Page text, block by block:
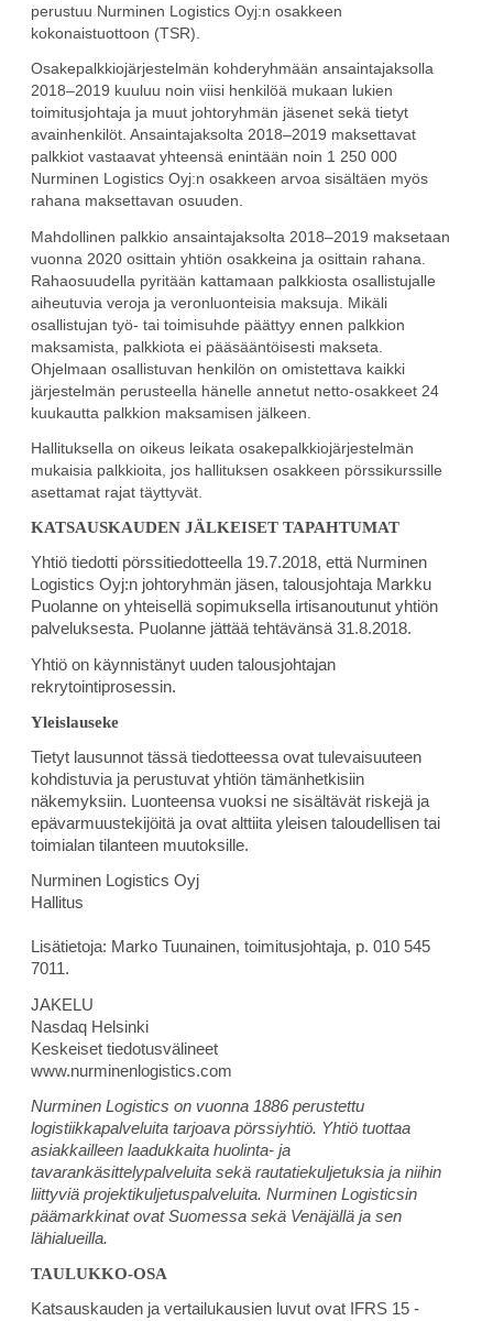
perustuu Nurminen Logistics Oyj:n osakkeen
kokonaistuottoon (TSR).
Osakepalkkiojärjestelmän kohderyhmään ansaintajaksolla
2018–2019 kuuluu noin viisi henkilöä mukaan lukien
toimitusjohtaja ja muut johtoryhmän jäsenet sekä tietyt
avainhenkilöt. Ansaintajaksolta 2018–2019 maksettavat
palkkiot vastaavat yhteensä enintään noin 1 250 000
Nurminen Logistics Oyj:n osakkeen arvoa sisältäen myös
rahana maksettavan osuuden.
Mahdollinen palkkio ansaintajaksolta 2018–2019 maksetaan
vuonna 2020 osittain yhtiön osakkeina ja osittain rahana.
Rahaosuudella pyritään kattamaan palkkiosta osallistujalle
aiheutuvia veroja ja veronluonteisia maksuja. Mikäli
osallistujan työ- tai toimisuhde päättyy ennen palkkion
maksamista, palkkiota ei pääsääntöisesti makseta.
Ohjelmaan osallistuvan henkilön on omistettava kaikki
järjestelmän perusteella hänelle annetut netto-osakkeet 24
kuukautta palkkion maksamisen jälkeen.
Hallituksella on oikeus leikata osakepalkkiojärjestelmän
mukaisia palkkioita, jos hallituksen osakkeen pörssikurssille
asettamat rajat täyttyvät.
KATSAUSKAUDEN JÄLKEISET TAPAHTUMAT
Yhtiö tiedotti pörssitiedotteella 19.7.2018, että Nurminen
Logistics Oyj:n johtoryhmän jäsen, talousjohtaja Markku
Puolanne on yhteisellä sopimuksella irtisanoutunut yhtiön
palveluksesta. Puolanne jättää tehtävänsä 31.8.2018.
Yhtiö on käynnistänyt uuden talousjohtajan
rekrytointiprosessin.
Yleislauseke
Tietyt lausunnot tässä tiedotteessa ovat tulevaisuuteen
kohdistuvia ja perustuvat yhtiön tämänhetkisiin
näkemyksiin. Luonteensa vuoksi ne sisältävät riskejä ja
epävarmuustekijöitä ja ovat alttiita yleisen taloudellisen tai
toimialan tilanteen muutoksille.
Nurminen Logistics Oyj
Hallitus
Lisätietoja: Marko Tuunainen, toimitusjohtaja, p. 010 545
7011.
JAKELU
Nasdaq Helsinki
Keskeiset tiedotusvälineet
www.nurminenlogistics.com
Nurminen Logistics on vuonna 1886 perustettu
logistiikkapalveluita tarjoava pörssiyhtiö. Yhtiö tuottaa
asiakkailleen laadukkaita huolinta- ja
tavarankäsittelypalveluita sekä rautatiekuljetuksia ja niihin
liittyviä projektikuljetuspalveluita. Nurminen Logisticsin
päämarkkinat ovat Suomessa sekä Venäjällä ja sen
lähialueilla.
TAULUKKO-OSA
Katsauskauden ja vertailukausien luvut ovat IFRS 15 -